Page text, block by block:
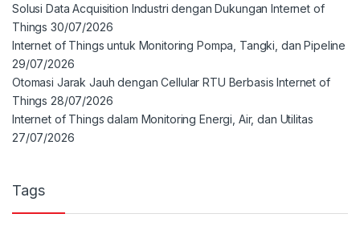
Solusi Data Acquisition Industri dengan Dukungan Internet of
Things 30/07/2026
Internet of Things untuk Monitoring Pompa, Tangki, dan Pipeline
29/07/2026
Otomasi Jarak Jauh dengan Cellular RTU Berbasis Internet of
Things 28/07/2026
Internet of Things dalam Monitoring Energi, Air, dan Utilitas
27/07/2026
Tags